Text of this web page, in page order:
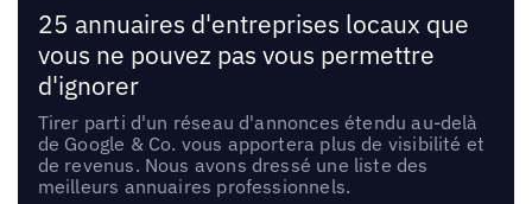
25 annuaires d'entreprises locaux que
vous ne pouvez pas vous permettre
d'ignorer
Tirer parti d'un réseau d'annonces étendu au-delà
de Google & Co. vous apportera plus de visibilité et
de revenus. Nous avons dressé une liste des
meilleurs annuaires professionnels.